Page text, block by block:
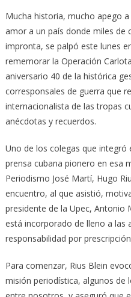
Mucha historia, mucho apego
amor a un país donde miles de
impronta, se palpó este lunes
rememorar la Operación
aniversario 40 de la histórica
corresponsales de guerra que
internacionalista de las tropas
anécdotas y recuerdos.
Uno de los colegas que
prensa cubana pionero en esa
Periodismo José Martí, Hugo
encuentro, al que asistió,
presidente de la Upec,
está incorporado de lleno a las
responsabilidad por
Para comenzar, Rius Blein
misión periodística, algunos de